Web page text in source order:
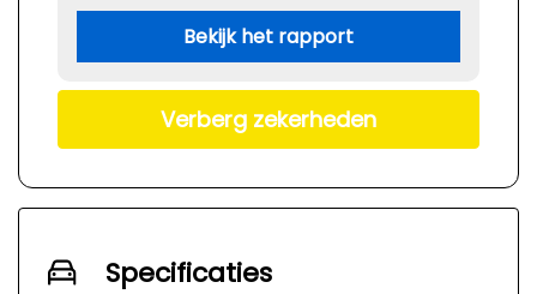
Bekijk het rapport
Verberg zekerheden
Specificaties